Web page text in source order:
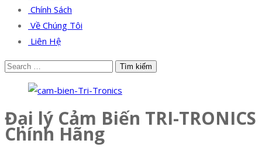
Chính Sách
Về Chúng Tôi
Liên Hệ
Đại lý Cảm Biến TRI-TRONICS
Chính Hãng